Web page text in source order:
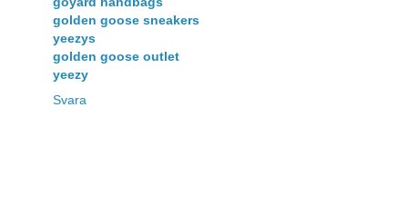
golden goose sneakers
yeezys
golden goose outlet
yeezy
Svara